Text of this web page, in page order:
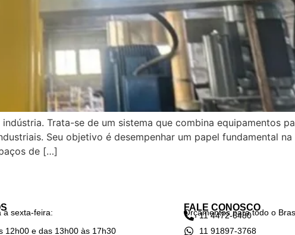
Trata-se de um sistema que combina equipamentos
Seu objetivo é desempenhar um papel fundamental
de […]
à sexta-feira:
12h00 e das 13h00 às 17h30
FALE CONOSCO
Orçamentos para todo o
11 4472-6480
11 91897-3768